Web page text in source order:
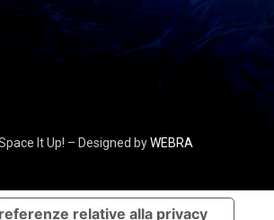
It Up! – Designed byWEBRA
relative alla privacy